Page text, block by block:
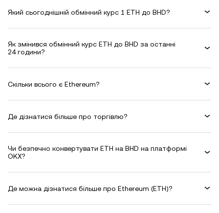
Який сьогоднішній обмінний курс 1 ETH до BHD?
Як змінився обмінний курс ETH до BHD за останні
24 години?
Скільки всього є Ethereum?
Де дізнатися більше про торгівлю?
Чи безпечно конвертувати ETH на BHD на платформі
OKX?
Де можна дізнатися більше про Ethereum (ETH)?